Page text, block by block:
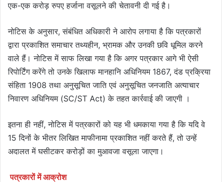
एक-एक करोड़ रुपए हर्जाना वसूलने की चेतावनी दी गई है।
नोटिस के अनुसार, संबंधित अधिकारी ने आरोप लगाया है कि पत्रकारों
द्वारा प्रकाशित समाचार तथ्यहीन, भ्रामक और उनकी छवि धूमिल करने
वाले हैं। नोटिस में साफ लिखा गया है कि अगर पत्रकार आगे भी ऐसी
रिपोर्टिंग करेंगे तो उनके खिलाफ मानहानि अधिनियम 1867, दंड प्रक्रिया
संहिता 1908 तथा अनुसूचित जाति एवं अनुसूचित जनजाति अत्याचार
निवारण अधिनियम (SC/ST Act) के तहत कार्रवाई की जाएगी ।
इतना ही नहीं, नोटिस में पत्रकारों को यह भी धमकाया गया है कि यदि वे
15 दिनों के भीतर लिखित माफीनामा प्रकाशित नहीं करते हैं, तो उन्हें
अदालत में घसीटकर करोड़ों का मुआवजा वसूला जाएगा।
पत्रकारों में आक्रोश